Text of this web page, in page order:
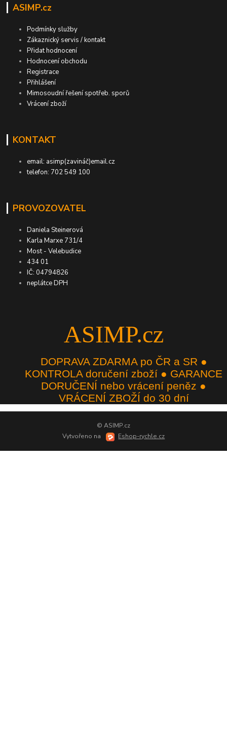
ASIMP.cz
Podmínky služby
Zákaznický servis / kontakt
Přidat hodnocení
Hodnocení obchodu
Registrace
Přihlášení
Mimosoudní řešení spotřeb. sporů
Vrácení zboží
KONTAKT
email: asimp(zavináč)email.cz
telefon: 702 549 100
PROVOZOVATEL
Daniela Steinerová
Karla Marxe 731/4
Most - Velebudice
434 01
IČ: 04794826
neplátce DPH
ASIMP.cz
DOPRAVA ZDARMA po ČR a SR ●
KONTROLA doručení zboží ● GARANCE
DORUČENÍ nebo vrácení peněz ●
VRÁCENÍ ZBOŽÍ do 30 dní
© ASIMP.cz
Vytvořeno na
Eshop-rychle.cz